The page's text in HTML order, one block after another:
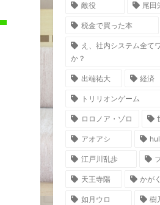
敵役 尾田
税金で買った本
え、社内システム全て
か？
出端祐大 経済
トリリオンゲーム
ロロノア・ゾロ
アオアシ
江戸川乱歩
天王寺陽 かが
如月ウロ 樹